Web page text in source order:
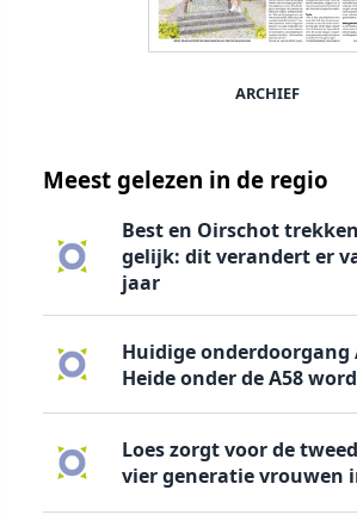
ARCHIEF
Meest gelezen in de regio
Best en Oirschot
gelijk: dit verandert er
jaar
Huidige onderdoorgang
Heide onder de A58
Loes zorgt voor de
vier generatie vrouwen